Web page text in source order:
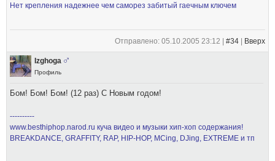
Нет крепления надежнее чем саморез забитый гаечным ключем
Отправлено: 05.10.2005 23:12 | #34 Вверх
Izghoga
Профиль
Бом! Бом! Бом! (12 раз) С Новым годом!
----------
www.besthiphop.narod.ru куча видео и музыки хип-хоп содержания!
BREAKDANCE, GRAFFITY, RAP, HIP-HOP, MCing, DJing, EXTREME и тп